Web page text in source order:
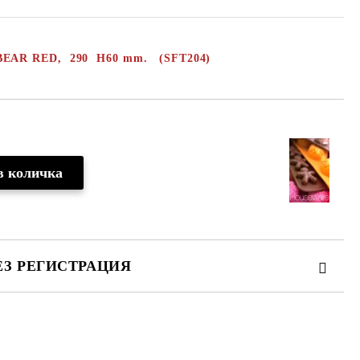
RED, 290 H60 mm. (SFT204)
РЕГИСТРАЦИЯ